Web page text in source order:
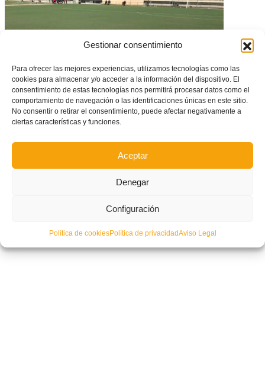
Gestionar consentimiento
Para ofrecer las mejores experiencias, utilizamos tecnologías como las
cookies para almacenar y/o acceder a la información del dispositivo. El
consentimiento de estas tecnologías nos permitirá procesar datos como el
comportamiento de navegación o las identificaciones únicas en este sitio.
No consentir o retirar el consentimiento, puede afectar negativamente a
ciertas características y funciones.
Aceptar
Denegar
Configuración
Política de cookiesPolítica de privacidadAviso Legal